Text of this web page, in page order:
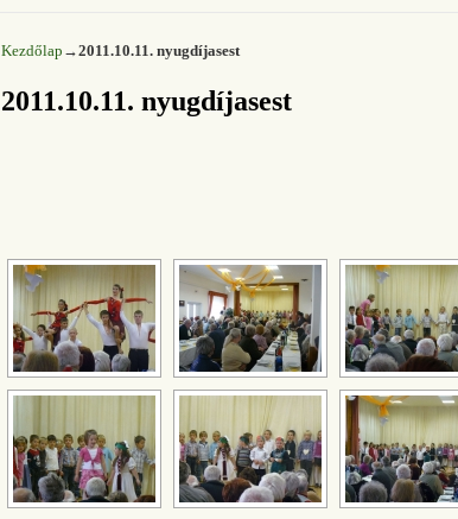
Kezdőlap →2011.10.11. nyugdíjasest
2011.10.11. nyugdíjasest